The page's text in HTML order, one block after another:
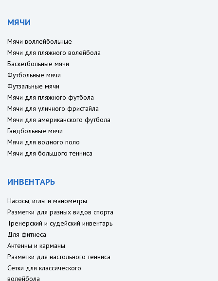
МЯЧИ
Мячи воллейбольные
Мячи для пляжного волейбола
Баскетбольные мячи
Футбольные мячи
Футзальные мячи
Мячи для пляжного футбола
Мячи для уличного фристайла
Мячи для американского футбола
Гандбольные мячи
Мячи для водного поло
Мячи для большого тенниса
ИНВЕНТАРЬ
Насосы, иглы и манометры
Разметки для разных видов спорта
Тренерский и судейский инвентарь
Для фитнеса
Антенны и карманы
Разметки для настольного тенниса
Сетки для классического
волейбола